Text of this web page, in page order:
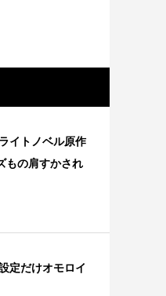
イトノベル原作
もの肩すかされ
定だけオモロイ
ら
映画レビュ